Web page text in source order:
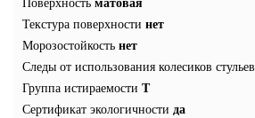
Поверхность матовая
Текстура поверхности нет
Морозостойкость нет
Следы от использования колесиков стульев
Группа истираемости T
Сертификат экологичности да